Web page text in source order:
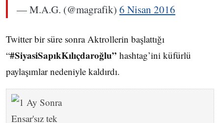
— M.A.G. (@magrafik) 6 Nisan 2016
Twitter bir süre sonra Aktrollerin başlattığı
“#SiyasiSapıkKılıçdaroğlu” hashtag’ini küfürlü
paylaşımlar nedeniyle kaldırdı.